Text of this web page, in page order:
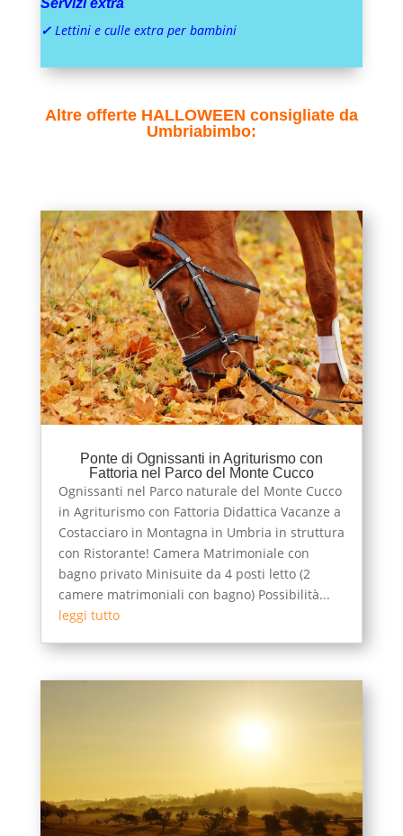
✓ Lettini e culle extra per bambini
Altre offerte HALLOWEEN consigliate da
Umbriabimbo:
Ponte di Ognissanti in Agriturismo con
Fattoria nel Parco del Monte Cucco
Ognissanti nel Parco naturale del Monte Cucco
in Agriturismo con Fattoria Didattica Vacanze a
Costacciaro in Montagna in Umbria in struttura
con Ristorante! Camera Matrimoniale con
bagno privato Minisuite da 4 posti letto (2
camere matrimoniali con bagno) Possibilità...
leggi tutto